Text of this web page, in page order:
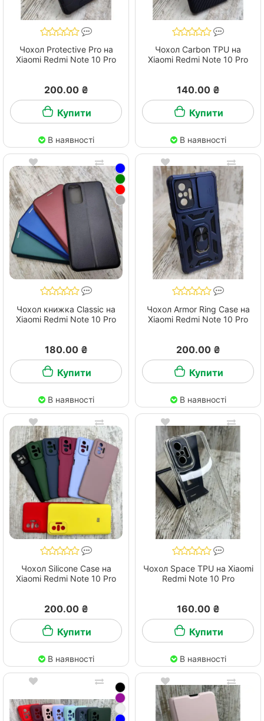
Чохол Protective Pro на
Xiaomi Redmi Note 10 Pro
200.00 ₴
Купити
В наявності
Чохол Carbon TPU на
Xiaomi Redmi Note 10 Pro
140.00 ₴
Купити
В наявності
Чохол книжка Classic на
Xiaomi Redmi Note 10 Pro
180.00 ₴
Купити
В наявності
Чохол Armor Ring Case на
Xiaomi Redmi Note 10 Pro
200.00 ₴
Купити
В наявності
Чохол Silicone Case на
Xiaomi Redmi Note 10 Pro
200.00 ₴
Купити
В наявності
Чохол Space TPU на Xiaomi
Redmi Note 10 Pro
160.00 ₴
Купити
В наявності